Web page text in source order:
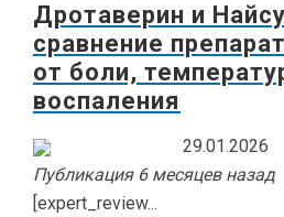
Дротаверин и
сравнение
от боли,
воспаления
29.01.2026
Публикация 6 месяцев назад
[expert_review...